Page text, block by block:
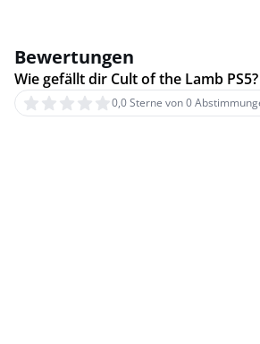
Bewertungen
Wie gefällt dir Cult of the Lamb PS5?
0,0 Sterne von 0